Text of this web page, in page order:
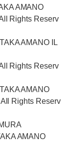
AMANO
Rights Reserv
AMANO IL
Rights Reserv
AMANO
Rights Reserv
AMANO